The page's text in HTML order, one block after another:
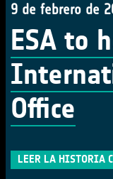
9 de febrero de
ESA to
Office
LEER LA HISTORIA